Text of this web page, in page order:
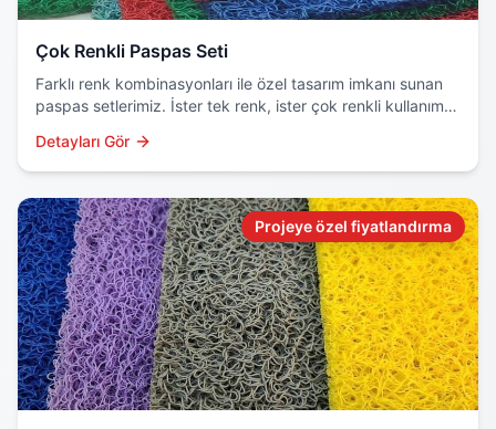
Çok Renkli Paspas Seti
Farklı renk kombinasyonları ile özel tasarım imkanı sunan
paspas setlerimiz. İster tek renk, ister çok renkli kullanım
Detayları Gör
Projeye özel fiyatlandırma